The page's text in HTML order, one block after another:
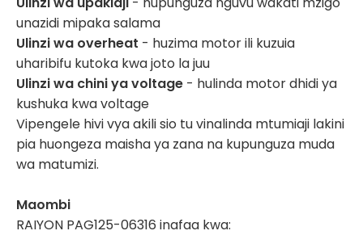
unazidi mipaka salama
Ulinzi wa overheat - huzima motor ili kuzuia
uharibifu kutoka kwa joto la juu
Ulinzi wa chini ya voltage - hulinda motor dhidi ya
kushuka kwa voltage
Vipengele hivi vya akili sio tu vinalinda mtumiaji lakini
pia huongeza maisha ya zana na kupunguza muda
wa matumizi.
Maombi
RAIYON PAG125-06316 inafaa kwa: